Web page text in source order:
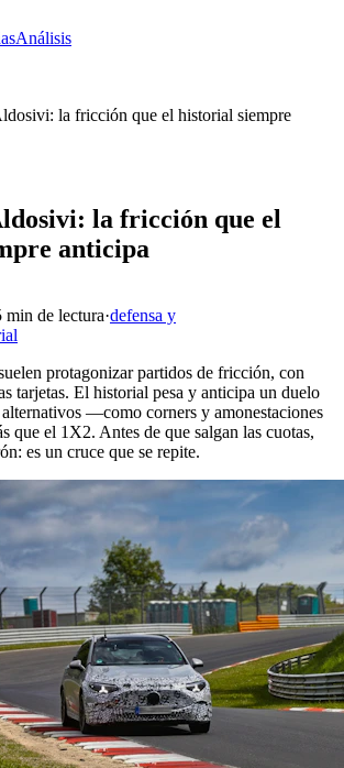
Análisis
la fricción que el historial siempre
la fricción que el
anticipa
min de lectura·defensa y
protagonizar partidos de fricción, con
tarjetas. El historial pesa y anticipa un duelo
—como corners y amonestaciones
que el 1X2. Antes de que salgan las cuotas,
es un cruce que se repite.